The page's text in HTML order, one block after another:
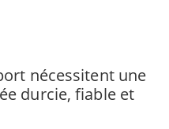
nécessitent une
durcie, fiable et